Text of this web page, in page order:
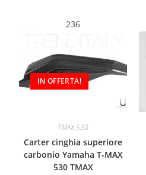
236
IN OFFERTA!
TMAX 530
Carter cinghia superiore
carbonio Yamaha T-MAX
530 TMAX